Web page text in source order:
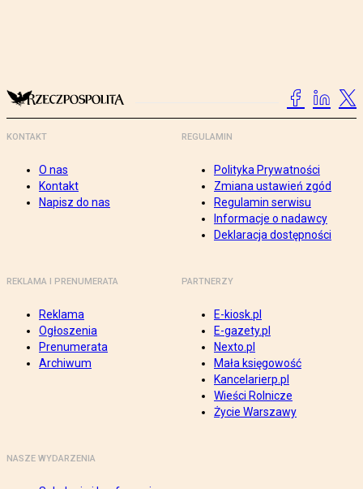
KONTAKT
O nas
Kontakt
Napisz do nas
REGULAMIN
Polityka Prywatności
Zmiana ustawień zgód
Regulamin serwisu
Informacje o nadawcy
Deklaracja dostępności
REKLAMA I PRENUMERATA
Reklama
Ogłoszenia
Prenumerata
Archiwum
PARTNERZY
E-kiosk.pl
E-gazety.pl
Nexto.pl
Mała księgowość
Kancelarierp.pl
Wieści Rolnicze
Życie Warszawy
NASZE WYDARZENIA